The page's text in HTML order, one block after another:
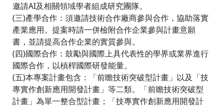
邀請AI及相關領域學者組成研究團隊。
(三)產學合作：須邀請技術合作廠商參與合作，協助落實
產業應用。提案時請一併檢附合作企業參與計畫意願
書，並請提高合作企業的實質參與。
(四)國際合作：鼓勵與國際上具代表性的學界或業界進行
國際合作，以槓桿國際研發能量。
(五)本專案計畫包含：「前瞻技術突破型計畫」以及「技
專實作創新應用開發計畫」等二類。「前瞻技術突破型
計畫」為單一整合型計畫；「技專實作創新應用開發計